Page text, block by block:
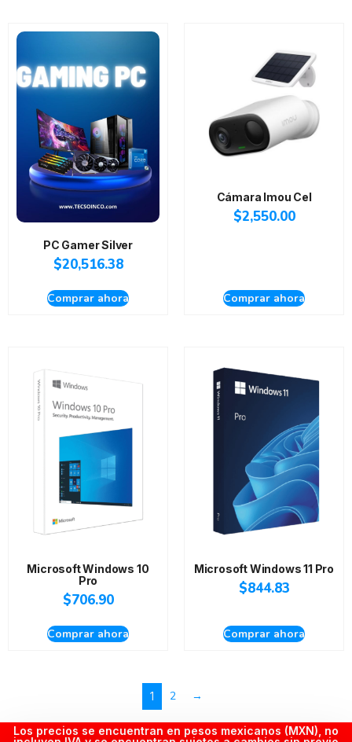
PC Gamer Silver
$20,516.38
Comprar ahora
Cámara Imou Cel
$2,550.00
Comprar ahora
Microsoft Windows 10
Pro
$706.90
Comprar ahora
Microsoft Windows 11 Pro
$844.83
Comprar ahora
1 2 →
Los precios se encuentran en pesos mexicanos (MXN), no